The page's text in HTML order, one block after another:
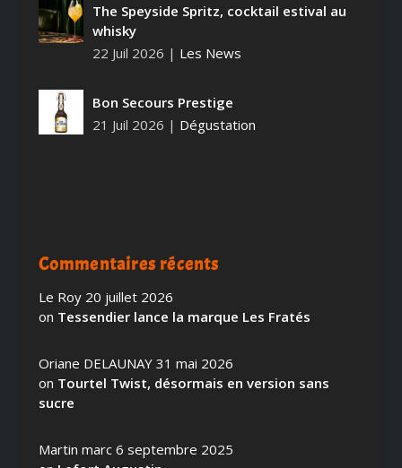
The Speyside Spritz, cocktail estival au
whisky
22 Juil 2026 | Les News
Bon Secours Prestige
21 Juil 2026 | Dégustation
Commentaires récents
Le Roy 20 juillet 2026
on Tessendier lance la marque Les Fratés
Oriane DELAUNAY 31 mai 2026
on Tourtel Twist, désormais en version sans
sucre
Martin marc 6 septembre 2025